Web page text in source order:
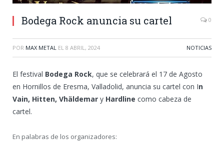
Bodega Rock anuncia su cartel 0
POR MAX METAL EL 8 ABRIL, 2024 NOTICIAS
El festival Bodega Rock, que se celebrará el 17 de Agosto
en Hornillos de Eresma, Valladolid, anuncia su cartel con In
Vain, Hitten, Vhäldemar y Hardline como cabeza de
cartel.
En palabras de los organizadores: